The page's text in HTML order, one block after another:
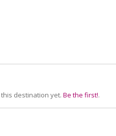
destination yet. Be the first!.